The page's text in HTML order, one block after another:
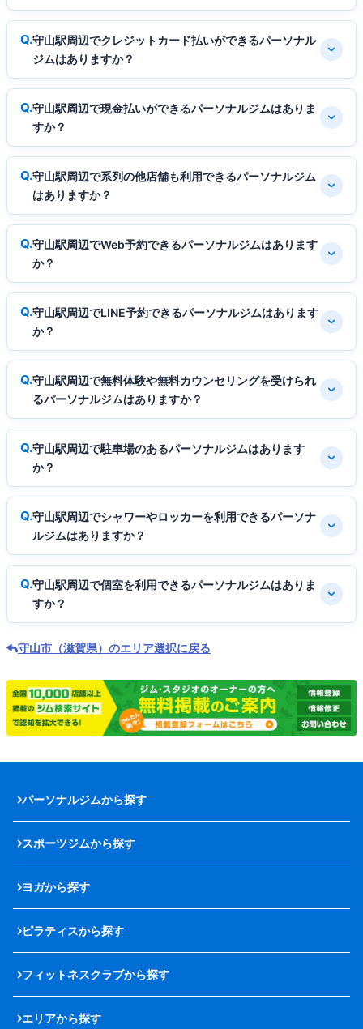
守山駅周辺でクレジットカード払いができるパーソナル
ジムはありますか？
守山駅周辺で現金払いができるパーソナルジムはありま
すか？
守山駅周辺で系列の他店舗も利用できるパーソナルジム
はありますか？
守山駅周辺でWeb予約できるパーソナルジムはあります
か？
守山駅周辺でLINE予約できるパーソナルジムはあります
か？
守山駅周辺で無料体験や無料カウンセリングを受けられ
るパーソナルジムはありますか？
守山駅周辺で駐車場のあるパーソナルジムはあります
か？
守山駅周辺でシャワーやロッカーを利用できるパーソナ
ルジムはありますか？
守山駅周辺で個室を利用できるパーソナルジムはありま
すか？
守山市（滋賀県）のエリア選択に戻る
パーソナルジムから探す
スポーツジムから探す
ヨガから探す
ピラティスから探す
フィットネスクラブから探す
エリアから探す